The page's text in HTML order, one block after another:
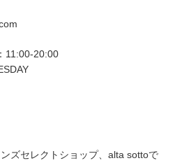
11:00-20:00
ズセレクトショップ、alta sottoで